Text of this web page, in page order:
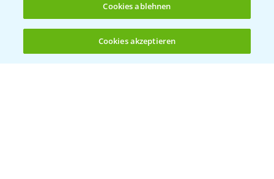
5:04
Standortreport Nauen - Eine starke
Herbizidlösung im Mais
(noch 4)
Cookies ablehnen
Cookies akzeptieren